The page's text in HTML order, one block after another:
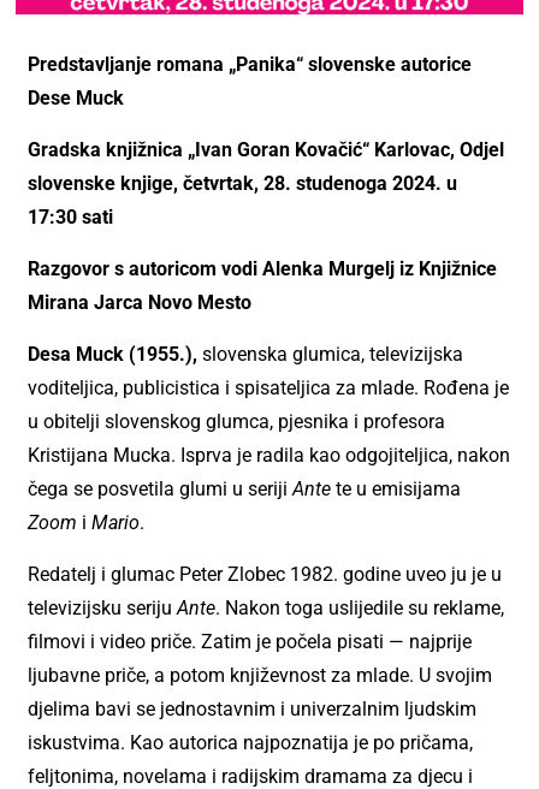
Predstavljanje romana „Panika“ slovenske autorice
Dese Muck
Gradska knjižnica „Ivan Goran Kovačić“ Karlovac, Odjel
slovenske knjige, četvrtak, 28. studenoga 2024. u
17:30 sati
Razgovor s autoricom vodi Alenka Murgelj iz Knjižnice
Mirana Jarca Novo Mesto
Desa Muck (1955.), slovenska glumica, televizijska
voditeljica, publicistica i spisateljica za mlade. Rođena je
u obitelji slovenskog glumca, pjesnika i profesora
Kristijana Mucka. Isprva je radila kao odgojiteljica, nakon
čega se posvetila glumi u serijiAnte te u emisijama
Zoom iMario.
Redatelj i glumac Peter Zlobec 1982. godine uveo ju je u
televizijsku serijuAnte. Nakon toga uslijedile su reklame,
filmovi i video priče. Zatim je počela pisati — najprije
ljubavne priče, a potom književnost za mlade. U svojim
djelima bavi se jednostavnim i univerzalnim ljudskim
iskustvima. Kao autorica najpoznatija je po pričama,
feljtonima, novelama i radijskim dramama za djecu i